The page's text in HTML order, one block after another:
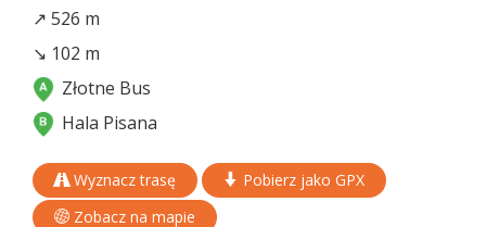
↗ 526 m
↘ 102 m
Złotne Bus
Hala Pisana
Wyznacz trasę
Pobierz jako GPX
Zobacz na mapie